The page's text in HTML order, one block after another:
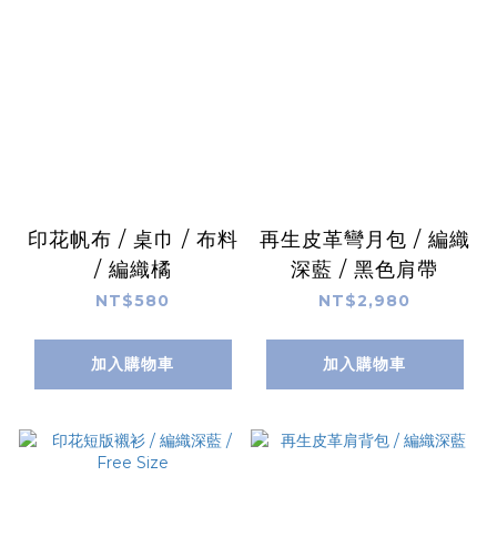
印花帆布 / 桌巾 / 布料
/ 編織橘
NT$580
加入購物車
再生皮革彎月包 / 編織
深藍 / 黑色肩帶
NT$2,980
加入購物車